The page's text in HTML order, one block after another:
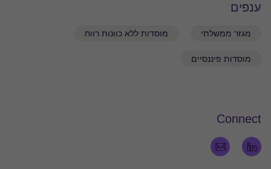
ענפים
מגזר ממשלתי מוסדות ללא כוונות רווח
מוסדות פיננסיים
Connect